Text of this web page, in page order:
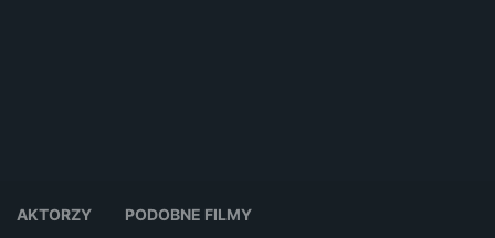
AKTORZY PODOBNE FILMY